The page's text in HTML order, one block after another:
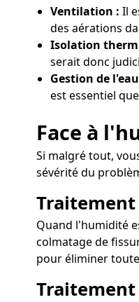
Ventilation : Il
des aérations
Isolation
serait donc
Gestion de
est essentiel
Face à
Si malgré tout,
sévérité du
Quand l'humidité
colmatage de
pour éliminer